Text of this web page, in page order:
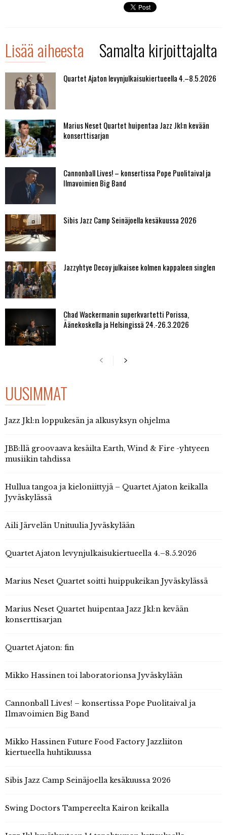
Lisää aiheesta Samalta kirjoittajalta
Quartet Ajaton levynjulkaisukiertueella 4.–8.5.2026
Marius Neset Quartet huipentaa Jazz Jkl:n kevään
konserttisarjan
Cannonball Lives! – konsertissa Pope Puolitaival ja
Ilmavoimien Big Band
Sibis Jazz Camp Seinäjoella kesäkuussa 2026
Jazzyhtye Decoy julkaisee kolmen kappaleen singlen
Chad Wackermanin superkvartetti Porissa,
Äänekoskella ja Helsingissä 24.-26.3.2026
UUSIMMAT
Jazz Jkl:n loppukesän ja alkusyksyn ohjelma
JBB:llä groovaava kesäilta Earth, Wind & Fire -yhtyeen
musiikin tahdissa
Hullua tangoa ja kieloniittyjä – Quartet Ajaton keikalla
Jyväskylässä
Aili Järvelän Unituulia Jyväskylään
Quartet Ajaton levynjulkaisukiertueella 4.–8.5.2026
Marius Neset Quartet soitti huippukeikan Jyväskylässä
Marius Neset Quartet huipentaa Jazz Jkl:n kevään
konserttisarjan
Quartet Ajaton: fin
Mikko Hassinen toi laboratorionsa Jyväskylään
Cannonball Lives! – konsertissa Pope Puolitaival ja
Ilmavoimien Big Band
Mikko Hassinen Future Food Factory Jazzliiton
kiertueella huhtikuussa
Sibis Jazz Camp Seinäjoella kesäkuussa 2026
Swing Doctors Tampereelta Kairon keikalla